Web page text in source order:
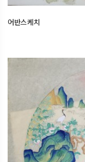
어반스케치